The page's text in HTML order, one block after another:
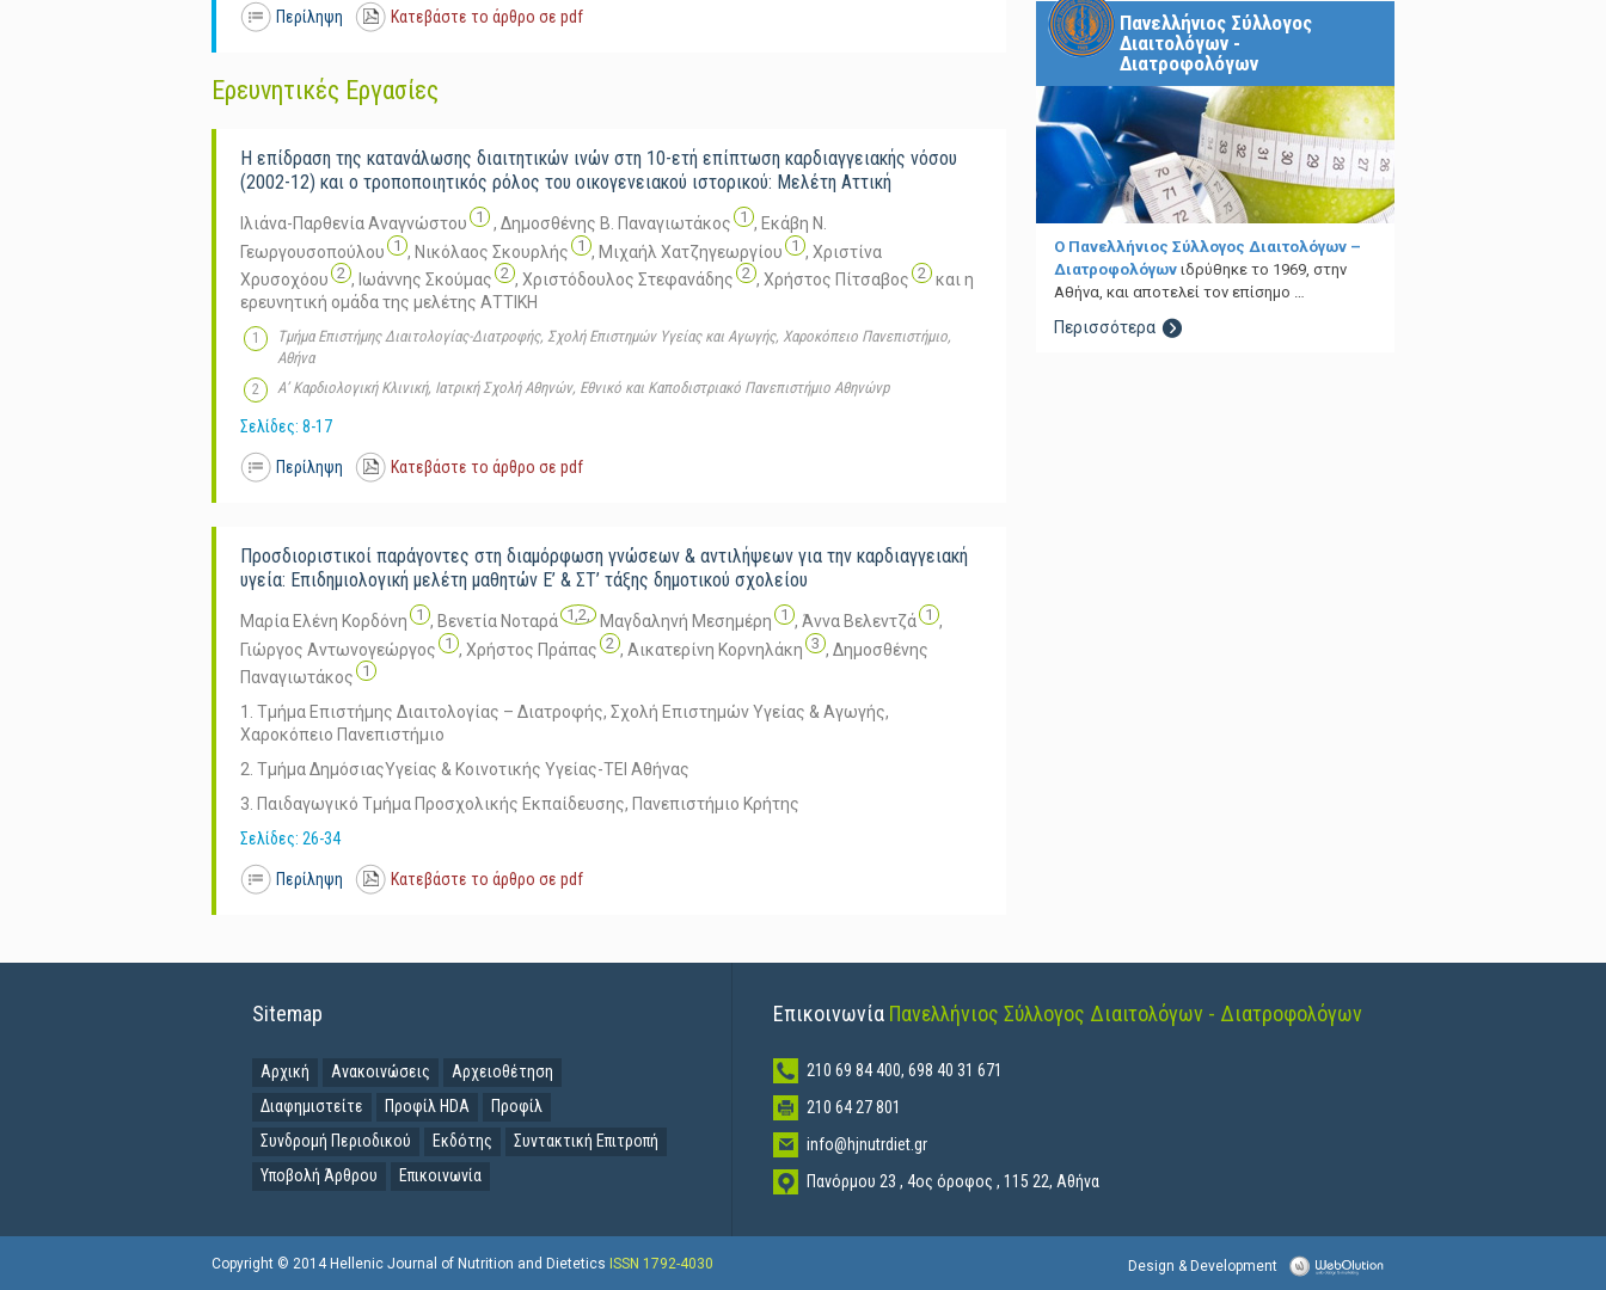
Περίληψη Κατεβάστε το άρθρο σε pdf
Ερευνητικές Εργασίες
Η επίδραση της κατανάλωσης διαιτητικών ινών στη 10-ετή επίπτωση καρδιαγγειακής νόσου
(2002-12) και ο τροποποιητικός ρόλος του οικογενειακού ιστορικού: Μελέτη Αττική
Ιλιάνα-Παρθενία Αναγνώστου 1 , Δημοσθένης Β. Παναγιωτάκος 1 , Εκάβη Ν.
Γεωργουσοπούλου 1 , Νικόλαος Σκουρλής 1 , Μιχαήλ Χατζηγεωργίου 1 , Χριστίνα
Χρυσοχόου 2 , Ιωάννης Σκούμας 2 , Χριστόδουλος Στεφανάδης 2 , Χρήστος Πίτσαβος 2 και η
ερευνητική ομάδα της μελέτης ΑΤΤΙΚΗ
Τμήμα Επιστήμης Διαιτολογίας-Διατροφής, Σχολή Επιστημών Υγείας και Αγωγής, Χαροκόπειο Πανεπιστήμιο,
Αθήνα
Α’ Καρδιολογική Κλινική, Ιατρική Σχολή Αθηνών, Εθνικό και Καποδιστριακό Πανεπιστήμιο Αθηνώνp
Σελίδες: 8-17
Περίληψη Κατεβάστε το άρθρο σε pdf
Προσδιοριστικοί παράγοντες στη διαμόρφωση γνώσεων & αντιλήψεων για την καρδιαγγειακή
υγεία: Επιδημιολογική μελέτη μαθητών Ε’ & ΣΤ’ τάξης δημοτικού σχολείου
Μαρία Ελένη Κορδόνη 1 , Βενετία Νοταρά 1,2, Μαγδαληνή Μεσημέρη 1 , Άννα Βελεντζά 1 ,
Γιώργος Αντωνογεώργος 1 , Χρήστος Πράπας 2 , Αικατερίνη Κορνηλάκη 3 , Δημοσθένης
Παναγιωτάκος 1
1. Τμήμα Επιστήμης Διαιτολογίας – Διατροφής, Σχολή Επιστημών Υγείας & Αγωγής,
Χαροκόπειο Πανεπιστήμιο
2. Τμήμα ΔημόσιαςΥγείας & Κοινοτικής Υγείας-ΤΕΙ Αθήνας
3. Παιδαγωγικό Τμήμα Προσχολικής Εκπαίδευσης, Πανεπιστήμιο Κρήτης
Σελίδες: 26-34
Περίληψη Κατεβάστε το άρθρο σε pdf
Πανελλήνιος Σύλλογος
Διαιτολόγων -
Διατροφολόγων
O Πανελλήνιος Σύλλογος Διαιτολόγων –
Διατροφολόγων ιδρύθηκε το 1969, στην
Αθήνα, και αποτελεί τον επίσημο …
Περισσότερα
Sitemap
Αρχική Ανακοινώσεις
Αρχειοθέτηση
Διαφημιστείτε
Προφίλ HDA
Προφίλ
Συνδρομή Περιοδικού
Εκδότης
Συντακτική Επιτροπή
Υποβολή Άρθρου
Επικοινωνία
Επικοινωνία Πανελλήνιος Σύλλογος Διαιτολόγων - Διατροφολόγων
210 69 84 400, 698 40 31 671
210 64 27 801
info@hjnutrdiet.gr
Πανόρμου 23 , 4ος όροφος , 115 22, Αθήνα
Copyright © 2014 Hellenic Journal of Nutrition and Dietetics ISSN 1792-4030 Design & Development